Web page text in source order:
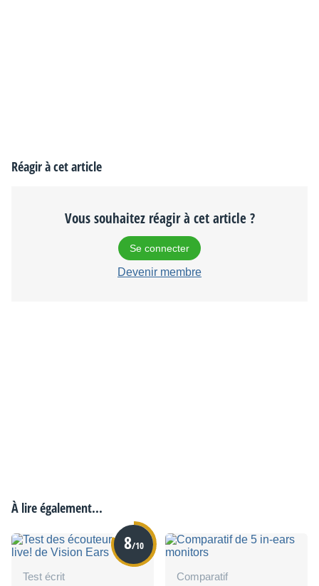
Réagir à cet article
Vous souhaitez réagir à cet article ?
Se connecter
Devenir membre
À lire également...
8/10
Test écrit
Comparatif